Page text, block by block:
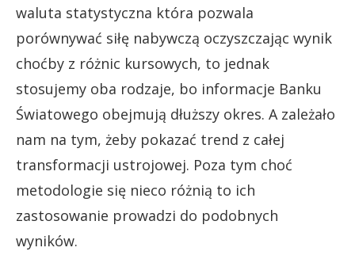
waluta statystyczna która pozwala
porównywać siłę nabywczą oczyszczając wynik
choćby z różnic kursowych, to jednak
stosujemy oba rodzaje, bo informacje Banku
Światowego obejmują dłuższy okres. A zależało
nam na tym, żeby pokazać trend z całej
transformacji ustrojowej. Poza tym choć
metodologie się nieco różnią to ich
zastosowanie prowadzi do podobnych
wyników.